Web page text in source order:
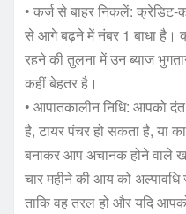
• कर्ज से बाहर निकलें:
से आगे बढ़ने में नंबर 1 बाधा है।
रहने की तुलना में उन ब्याज
कहीं बेहतर है।
• आपातकालीन निधि: आपको
है, टायर पंचर हो सकता है, या
बनाकर आप अचानक होने वाले
चार महीने की आय को अल्पावधि
ताकि वह तरल हो और यदि